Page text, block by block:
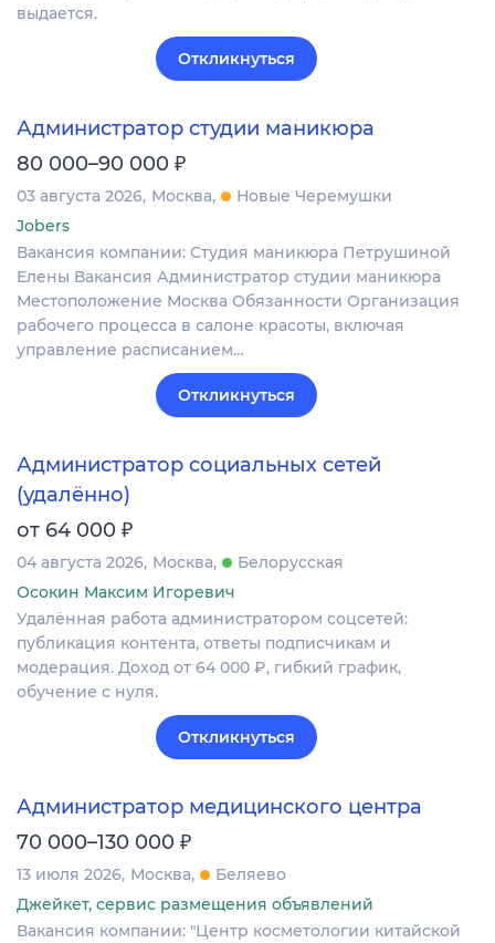
выдается.
Откликнуться
Администратор студии маникюра
80 000–90 000 ₽
03 августа 2026 Москва
Новые Черемушки
Jobers
Вакансия компании: Студия маникюра Петрушиной
Елены Вакансия Администратор студии маникюра
Местоположение Москва Обязанности Организация
рабочего процесса в салоне красоты, включая
управление расписанием…
Откликнуться
Администратор социальных сетей
(удалённо)
от 64 000 ₽
04 августа 2026 Москва
Белорусская
Осокин Максим Игоревич
Удалённая работа администратором соцсетей:
публикация контента, ответы подписчикам и
модерация. Доход от 64 000 ₽, гибкий график,
обучение с нуля.
Откликнуться
Администратор медицинского центра
70 000–130 000 ₽
13 июля 2026 Москва
Беляево
Джейкет, сервис размещения объявлений
Вакансия компании: "Центр косметологии китайской